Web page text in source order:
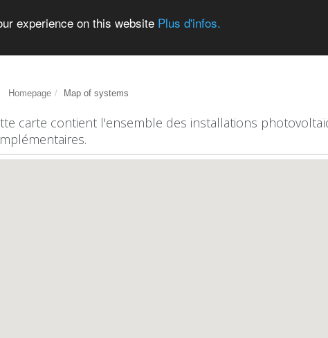
experience on this website Plus d'infos.
Homepage Map of systems
carte contient l'ensemble des installations